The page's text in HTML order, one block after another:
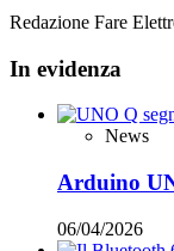
Redazione Fare
In evidenza
News
Arduino
06/04/2026